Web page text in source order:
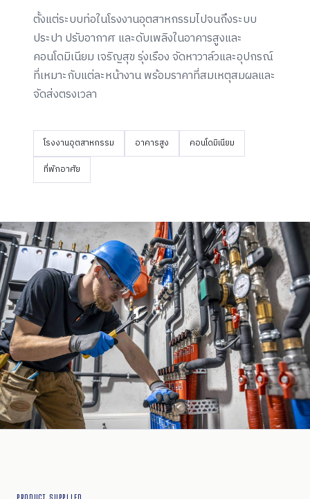
ตั้งแต่ระบบท่อในโรงงานอุตสาหกรรมไปจนถึงระบบ
ประปา ปรับอากาศ และดับเพลิงในอาคารสูงและ
คอนโดมิเนียม เจริญสุข รุ่งเรือง จัดหาวาล์วและอุปกรณ์
ที่เหมาะกับแต่ละหน้างาน พร้อมราคาที่สมเหตุสมผลและ
จัดส่งตรงเวลา
โรงงานอุตสาหกรรม อาคารสูง
คอนโดมิเนียม
ที่พักอาศัย